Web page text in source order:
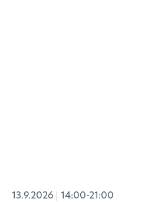
13.9.2026 14:00-21:00